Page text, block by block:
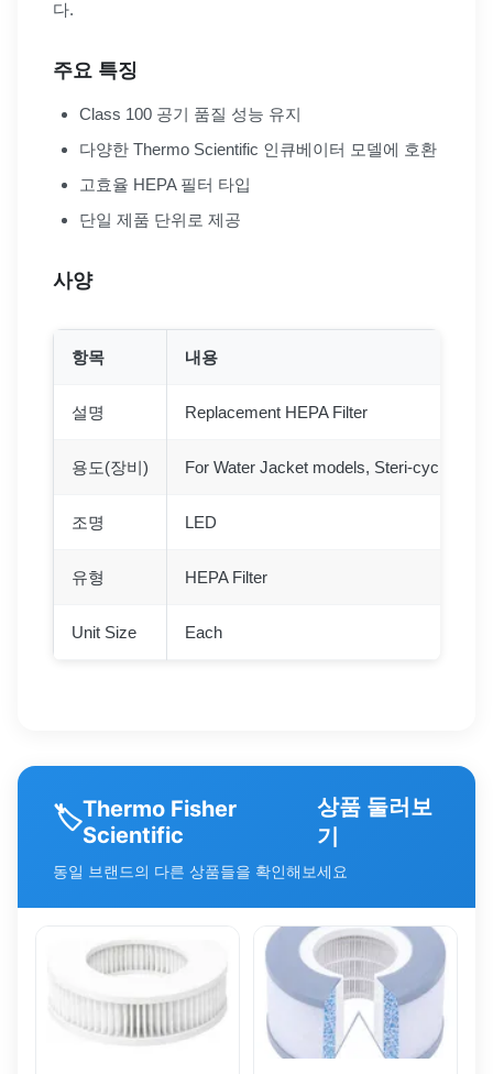
다.
주요 특징
Class 100 공기 품질 성능 유지
다양한 Thermo Scientific 인큐베이터 모델에 호환
고효율 HEPA 필터 타입
단일 제품 단위로 제공
사양
항목 내용
설명 Replacement HEPA Filter
용도(장비) For Water Jacket models, Steri-cycle and
조명 LED
유형 HEPA Filter
Unit Size Each
🏷️Thermo Fisher
Scientific
상품 둘러보
기
동일 브랜드의 다른 상품들을 확인해보세요